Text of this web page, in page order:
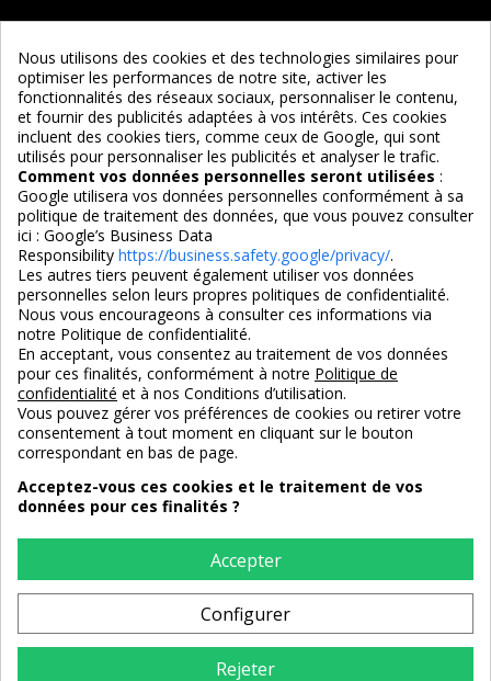
Informations
Services
Nous suivre
4,7/5
3X SANS FRAIS
100% sécurisé
PAIEMENT 100% SÉCURISÉ
par CB / Amex / Virement
LIVRAISON 12/18 JOURS
depuis 2008
RETOURS
sous 14 jours
Nous utilisons des cookies et des technologies similaires pour
optimiser les performances de notre site, activer les
fonctionnalités des réseaux sociaux, personnaliser le contenu,
et fournir des publicités adaptées à vos intérêts. Ces cookies
incluent des cookies tiers, comme ceux de Google, qui sont
utilisés pour personnaliser les publicités et analyser le trafic.
Comment vos données personnelles seront utilisées :
Google utilisera vos données personnelles conformément à sa
politique de traitement des données, que vous pouvez consulter
ici : Google’s Business Data
Responsibility https://business.safety.google/privacy/.
Les autres tiers peuvent également utiliser vos données
personnelles selon leurs propres politiques de confidentialité.
Nous vous encourageons à consulter ces informations via
notre Politique de confidentialité.
En acceptant, vous consentez au traitement de vos données
pour ces finalités, conformément à notre Politique de
confidentialité et à nos Conditions d’utilisation.
Vous pouvez gérer vos préférences de cookies ou retirer votre
consentement à tout moment en cliquant sur le bouton
correspondant en bas de page.
Acceptez-vous ces cookies et le traitement de vos
données pour ces finalités ?
Accepter
Configurer
Rejeter